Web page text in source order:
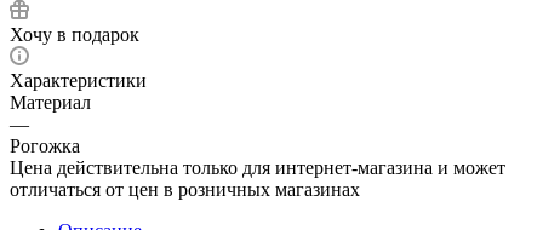
Хочу в подарок
Характеристики
Материал
—
Рогожка
Цена действительна только для интернет-магазина и может
отличаться от цен в розничных магазинах